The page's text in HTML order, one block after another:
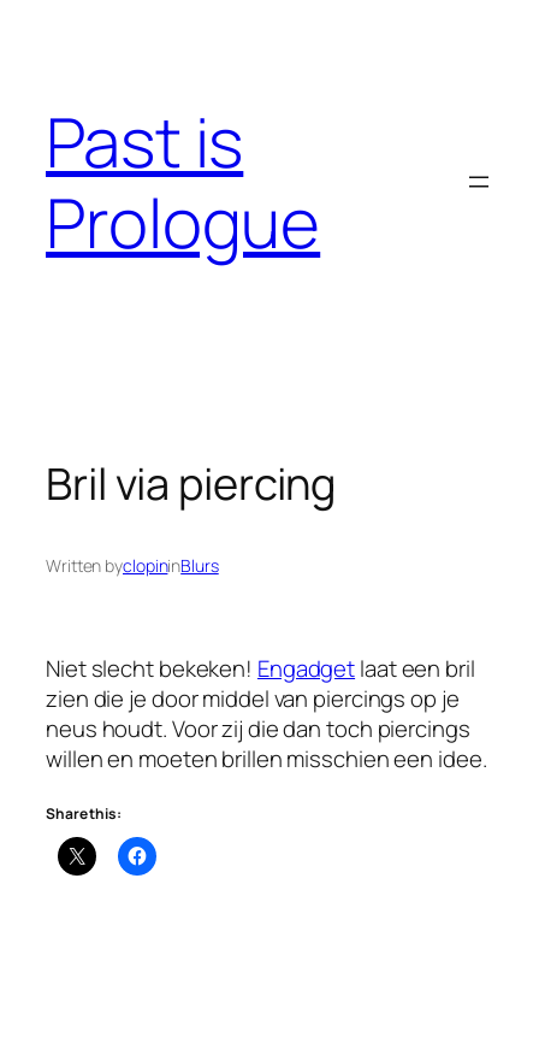
Past is
Prologue
Bril via piercing
Written byclopininBlurs
Niet slecht bekeken! Engadgetlaat een bril
zien die je door middel van piercings op je
neus houdt. Voor zij die dan toch piercings
willen en moeten brillen misschien een idee.
Share this: